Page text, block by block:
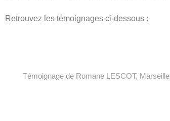
Retrouvez les témoignages ci-dessous :
Témoignage de Romane LESCOT, Marseille